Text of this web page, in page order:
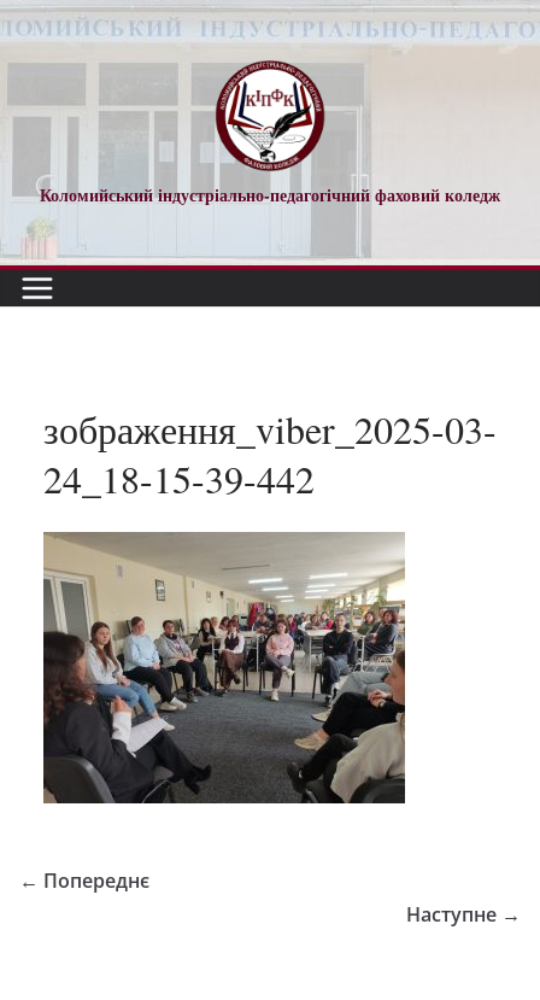
Перейти
до
Коломийський індустріально-педагогічний фаховий коледж
зображення_viber_2025-03-
24_18-15-39-442
← Попереднє
Наступне →